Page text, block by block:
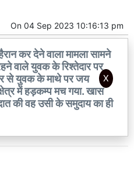
On 04 Sep 2023 10:16:13 pm
कर देने वाला मामला सामने
वाले युवक के रिश्तेदार पर
से युवक के माथे पर जय
में हड़कम्प मच गया. खास
की वह उसी के समुदाय का ही
X